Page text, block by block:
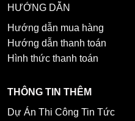
HƯỚNG DẪN
Hướng dẫn mua hàng
Hướng dẫn thanh toán
Hình thức thanh toán
THÔNG TIN THÊM
Dự Án Thi Công Tin Tức